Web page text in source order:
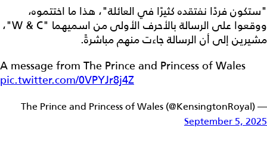
"ستكون فردًا نفتقده كثيرًا في العائلة"، هذا ما اختتموه،
ووقعوا على الرسالة بالأحرف الأولى من اسميهما "W & C"،
مشيرين إلى أن الرسالة جاءت منهم مباشرةً.
A message from The Prince and Princess of Wales
pic.twitter.com/0VPYJr8j4Z
— The Prince and Princess of Wales (@KensingtonRoyal)
September 5, 2025